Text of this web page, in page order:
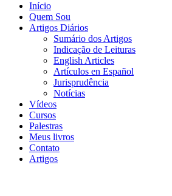
Início
Quem Sou
Artigos Diários
Sumário dos Artigos
Indicação de Leituras
English Articles
Artículos en Español
Jurisprudência
Notícias
Vídeos
Cursos
Palestras
Meus livros
Contato
Artigos